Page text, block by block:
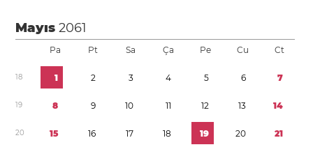
Mayıs2061
Pa Pt Sa Ça Pe Cu Ct
18 1 2 3 4 5 6 7
19 8 9 10 11 12 13 14
20 15 16 17 18 19 20 21